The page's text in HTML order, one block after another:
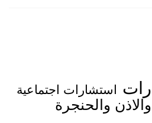
استشارات اجتماعية
والحنجرة